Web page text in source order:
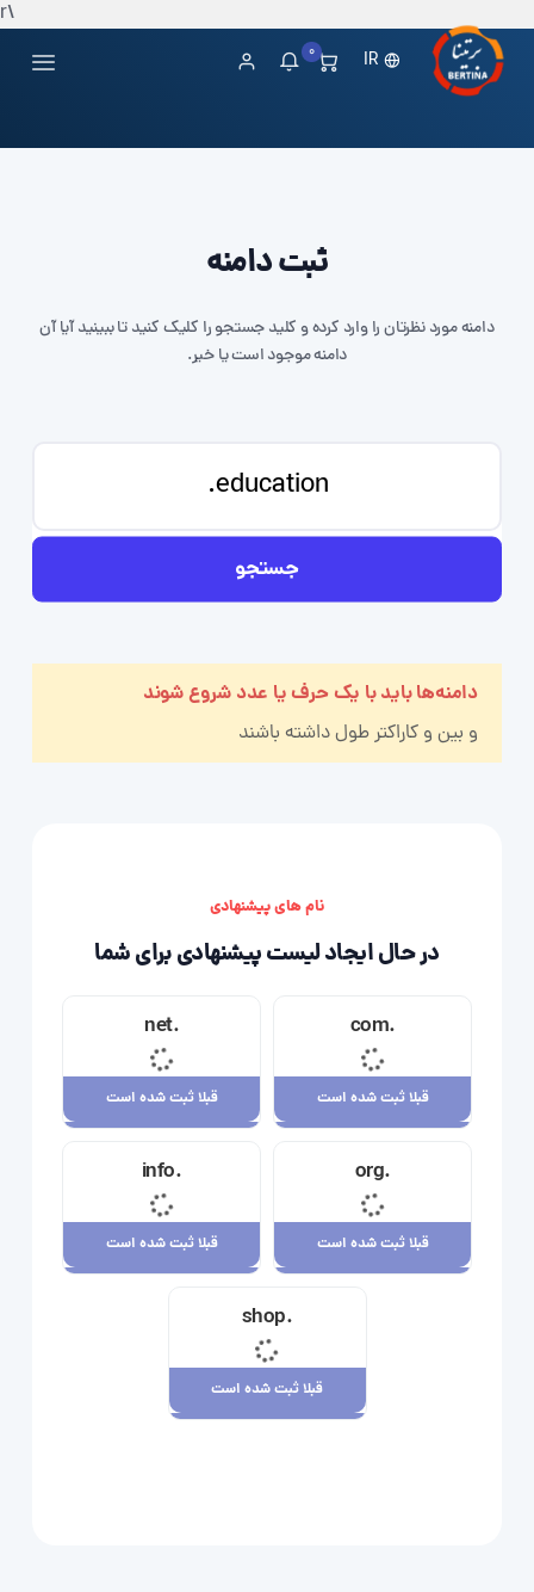
\r
IR
0
ثبت دامنه
دامنه مورد نظرتان را وارد کرده و کلید جستجو را کلیک کنید تا ببینید آیا آن
دامنه موجود است یا خیر.
جستجو
دامنه‌ها باید با یک حرف یا عدد شروع شوند
و بین و کاراکتر طول داشته باشند
نام های پیشنهادی
در حال ایجاد لیست پیشنهادی برای شما
.com
قبلا ثبت شده است
23,710,000 ریال
.net
قبلا ثبت شده است
.org
قبلا ثبت شده است
.info
قبلا ثبت شده است
.shop
قبلا ثبت شده است